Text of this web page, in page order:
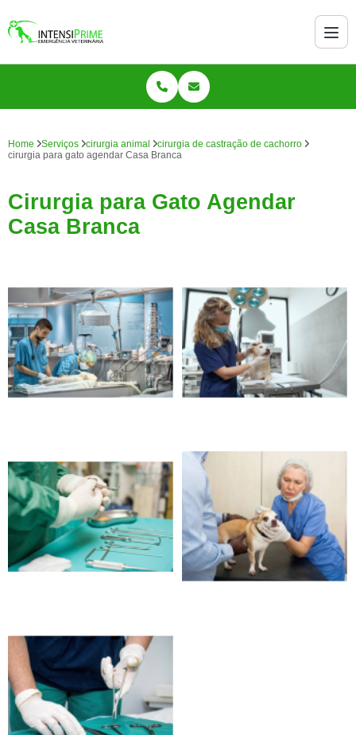
Home Serviços cirurgia animal
cirurgia de castração de cachorro
cirurgia para gato agendar Casa Branca
Cirurgia para Gato Agendar
Casa Branca